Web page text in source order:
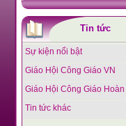
Tin tức
Sự kiện nổi bật
Giáo Hội Công Giáo VN
Giáo Hội Công Giáo Hoàn
Tin tức khác